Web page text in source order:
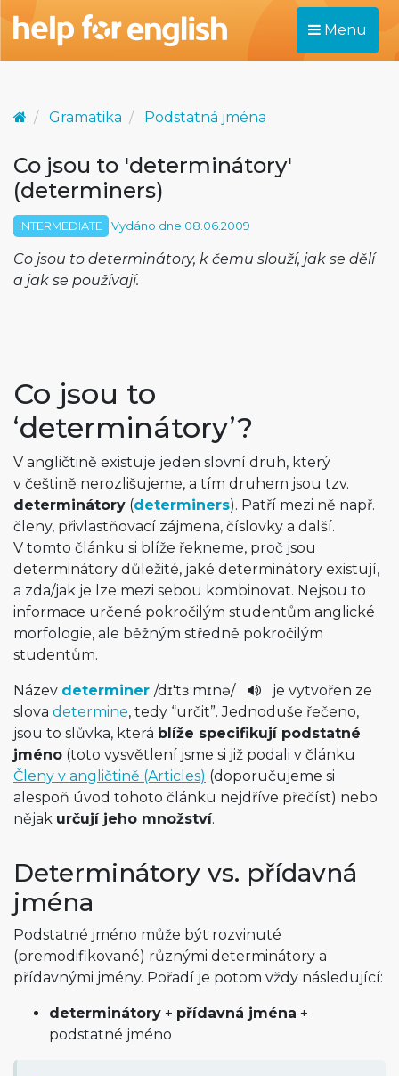
Menu
Gramatika Podstatná jména
Co jsou to 'determinátory'
(determiners)
INTERMEDIATE Vydáno dne 08.06.2009
Co jsou to determinátory, k čemu slouží, jak se dělí
a jak se používají.
Co jsou to
‘determinátory’?
V angličtině existuje jeden slovní druh, který
v češtině nerozlišujeme, a tím druhem jsou tzv.
determinátory (determiners). Patří mezi ně např.
členy, přivlastňovací zájmena, číslovky a další.
V tomto článku si blíže řekneme, proč jsou
determinátory důležité, jaké determinátory existují,
a zda/jak je lze mezi sebou kombinovat. Nejsou to
informace určené pokročilým studentům anglické
morfologie, ale běžným středně pokročilým
studentům.
Název determiner /dɪ'tɜ:mɪ­nə/
je vytvořen ze
slova determine, tedy “určit”. Jednoduše řečeno,
jsou to slůvka, která blíže specifikují podstatné
jméno (toto vysvětlení jsme si již podali v článku
Členy v angličtině (Articles) (doporučujeme si
alespoň úvod tohoto článku nejdříve přečíst) nebo
nějak určují jeho množství.
Determinátory vs. přídavná
jména
Podstatné jméno může být rozvinuté
(premodifikované) různými determinátory a
přídavnými jmény. Pořadí je potom vždy následující:
determinátory + přídavná jména +
podstatné jméno